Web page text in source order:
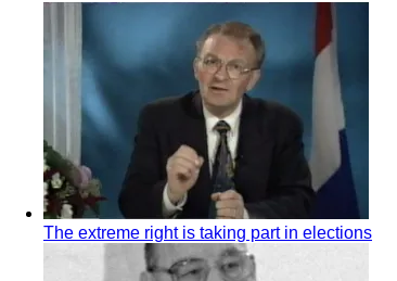
The extreme right is taking part in elections